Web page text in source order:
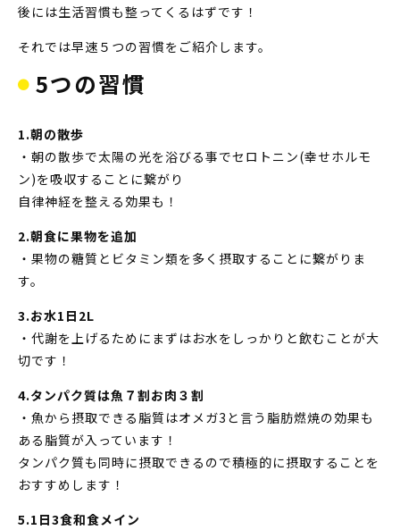
後には生活習慣も整ってくるはずです！
それでは早速５つの習慣をご紹介します。
5つの習慣
1.朝の散歩
・朝の散歩で太陽の光を浴びる事でセロトニン(幸せホルモ
ン)を吸収することに繋がり
自律神経を整える効果も！
2.朝食に果物を追加
・果物の糖質とビタミン類を多く摂取することに繋がりま
す。
3.お水1日2L
・代謝を上げるためにまずはお水をしっかりと飲むことが大
切です！
4.タンパク質は魚７割お肉３割
・魚から摂取できる脂質はオメガ3と言う脂肪燃焼の効果も
ある脂質が入っています！
タンパク質も同時に摂取できるので積極的に摂取することを
おすすめします！
5.1日3食和食メイン